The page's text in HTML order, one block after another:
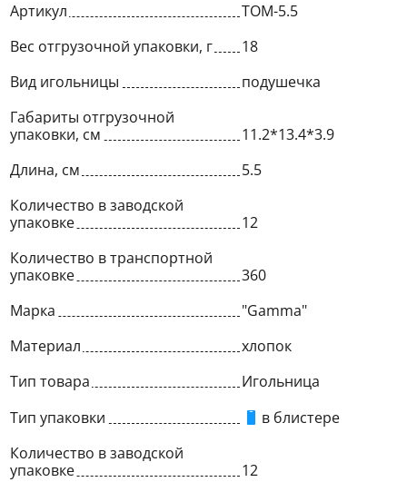
Артикул
ТОМ-5.5
Вес отгрузочной упаковки, г
18
Вид игольницы
подушечка
Габариты отгрузочной
упаковки, см
11.2*13.4*3.9
Длина, см
5.5
Количество в заводской
упаковке
12
Количество в транспортной
упаковке
360
Марка
"Gamma"
Материал
хлопок
Тип товара
Игольница
Тип упаковки
в блистере
Количество в заводской
упаковке
12